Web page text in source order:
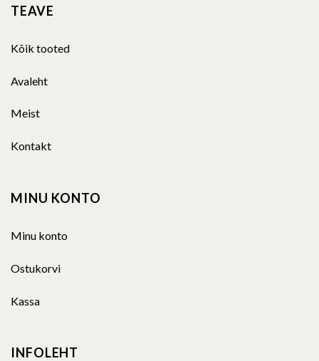
TEAVE
Kõik tooted
Avaleht
Meist
Kontakt
MINU KONTO
Minu konto
Ostukorvi
Kassa
INFOLEHT